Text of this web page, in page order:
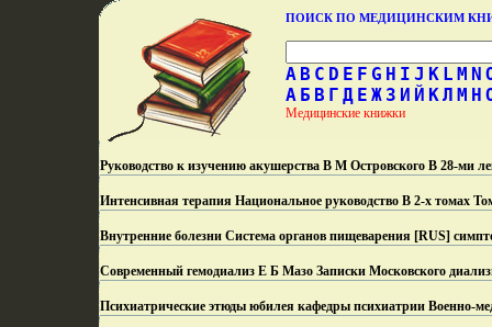
ПОИСК ПО МЕДИЦИНСКИМ
A B C D E F G H I J K L M N
А Б В Г Д Е Ж З И Й КЛ М Н
Медицинские книжки
Руководство к изучению акушерства В М Островского В 28-ми
Интенсивная терапия Национальное руководство В 2-х томах
Внутренние болезни Система органов пищеварения [RUS]
Современный гемодиализ Е Б Мазо Записки Московского
Психиатрические этюды юбилея кафедры психиатрии Военно-